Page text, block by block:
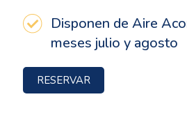
Disponen de Aire
meses julio y agosto
RESERVAR